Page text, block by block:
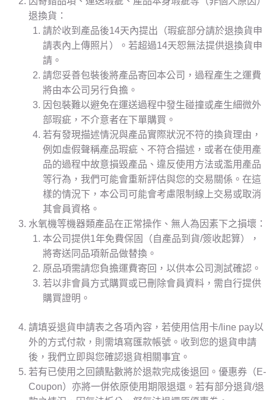
退換貨：
請於收到產品後14天內提出（瑕疵部分請於退換貨申
請表內上傳照片）。若超過14天恕無法提供退換貨申
請。
請您妥善包裝後將產品寄回本公司，過程產生之運費
將由本公司另行負擔。
因包裝難以避免在運送過程中發生碰撞或產生細微外
部瑕疵，不介意者在下單購買。
若有發現描述情況與產品實際狀況不符的換貨理由，
例如虛假聲稱產品瑕疵、不符合描述，或者在使用產
品的過程中故意損毀產品、違反使用方法或濫用產品
等行為，我們可能會重新評估與您的交易關係。在這
樣的情況下，本公司可能會考慮限制線上交易或取消
其會員資格。
水氧機等機器類產品在正常操作、無人為因素下之損壞：
本公司提供1年免費保固（自產品到貨/簽收起算），
將寄送同品項新品做替換。
原品項需請您負擔運費寄回，以供本公司測試確認。
若以非會員方式購買或已刪除會員資料，需自行提供
購買證明。
請填妥退貨申請表之各項內容，若使用信用卡/line pay以
外的方式付款，則需填寫匯款帳號。收到您的退貨申請
後，我們立即與您確認退貨相關事宜。
若有已使用之回饋點數將於退款完成後退回。優惠券（E-
Coupon）亦將一併依原使用期限退還。若有部分退貨/退